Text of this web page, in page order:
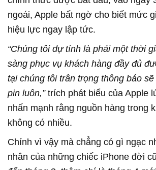
ngoái, Apple bất ngờ cho biết mức
hiệu lực ngay lập tức.
“Chúng tôi dự tính là phải một thời
sàng phục vụ khách hàng đầy đủ
tại chúng tôi trân trọng thông báo
pin luôn,” trích phát biểu của Apple
nhấn mạnh rằng nguồn hàng trong
không có nhiều.
Chính vì vậy mà chẳng có gì ngạc
nhân của những chiếc iPhone đời